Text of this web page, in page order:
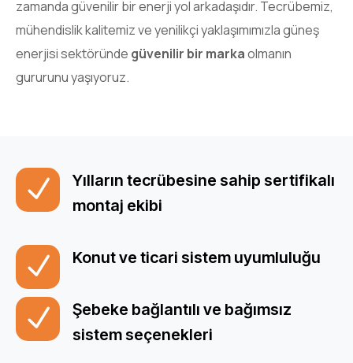
zamanda güvenilir bir enerji yol arkadaşıdır. Tecrübemiz,
mühendislik kalitemiz ve yenilikçi yaklaşımımızla güneş
enerjisi sektöründe güvenilir bir markaolmanın
gururunu yaşıyoruz.
Yılların tecrübesine sahip sertifikalı
montaj ekibi
Konut ve ticari sistem uyumluluğu
Şebeke bağlantılı ve bağımsız
sistem seçenekleri